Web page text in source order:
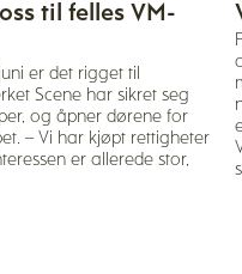
til felles VM-
er det rigget til
Scene har sikret seg
og åpner dørene for
– Vi har kjøpt rettigheter
er allerede stor,